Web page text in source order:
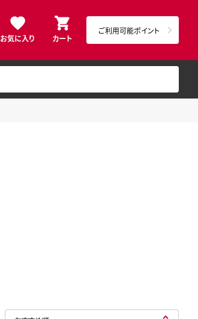
お気に入り カート
ご利用可能ポイント